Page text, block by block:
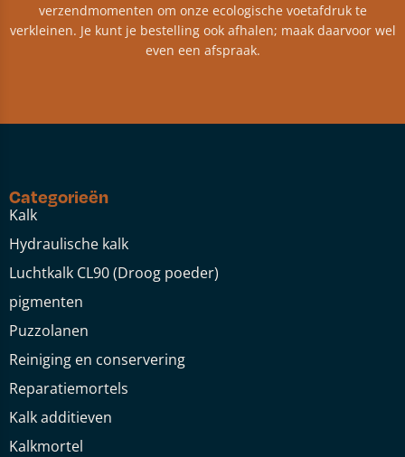
verzendmomenten om onze ecologische voetafdruk te
verkleinen. Je kunt je bestelling ook afhalen; maak daarvoor wel
even een afspraak.
Categorieën
Kalk
Hydraulische kalk
Luchtkalk CL90 (Droog poeder)
pigmenten
Puzzolanen
Reiniging en conservering
Reparatiemortels
Kalk additieven
Kalkmortel